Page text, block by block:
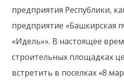
предприятия Республики,
предприятие «Башкирская
«Идель»». В настоящее
строительных площадках
встретить в поселках «8